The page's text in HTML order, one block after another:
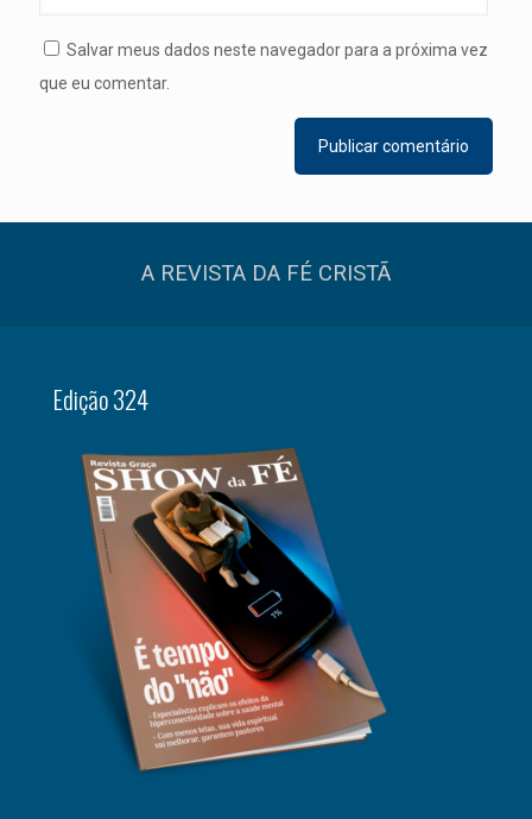
Salvar meus dados neste navegador para a próxima vez
que eu comentar.
A REVISTA DA FÉ CRISTÃ
Edição 324